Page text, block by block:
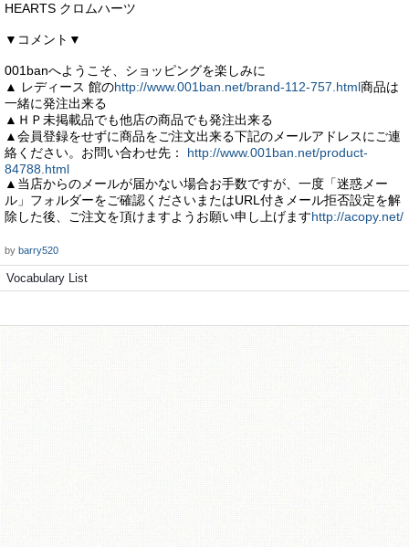
HEARTS クロムハーツ
▼コメント▼
001banへようこそ、ショッピングを楽しみに
▲ レディース 館のhttp://www.001ban.net/brand-112-757.html商品は
一緒に発注出来る
▲ＨＰ未掲載品でも他店の商品でも発注出来る
▲会員登録をせずに商品をご注文出来る下記のメールアドレスにご連
絡ください。お問い合わせ先： http://www.001ban.net/product-
84788.html
▲当店からのメールが届かない場合お手数ですが、一度「迷惑メー
ル」フォルダーをご確認くださいまたはURL付きメール拒否設定を解
除した後、ご注文を頂けますようお願い申し上げますhttp://acopy.net/
by barry520
Vocabulary List